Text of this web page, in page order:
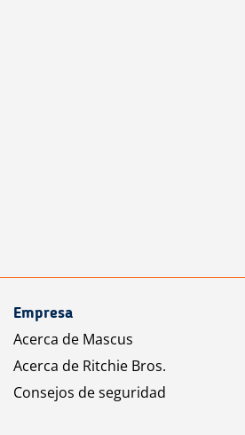
Empresa
Acerca de Mascus
Acerca de Ritchie Bros.
Consejos de seguridad